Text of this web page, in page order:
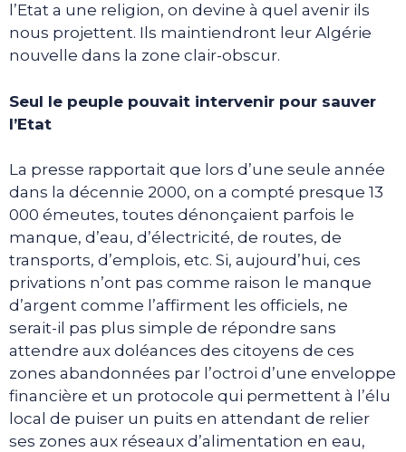
l’Etat a une religion, on devine à quel avenir ils
nous projettent. Ils maintiendront leur Algérie
nouvelle dans la zone clair-obscur.
Seul le peuple pouvait intervenir pour sauver
l’Etat
La presse rapportait que lors d’une seule année
dans la décennie 2000, on a compté presque 13
000 émeutes, toutes dénonçaient parfois le
manque, d’eau, d’électricité, de routes, de
transports, d’emplois, etc. Si, aujourd’hui, ces
privations n’ont pas comme raison le manque
d’argent comme l’affirment les officiels, ne
serait-il pas plus simple de répondre sans
attendre aux doléances des citoyens de ces
zones abandonnées par l’octroi d’une enveloppe
financière et un protocole qui permettent à l’élu
local de puiser un puits en attendant de relier
ses zones aux réseaux d’alimentation en eau,